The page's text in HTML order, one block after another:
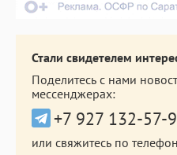
Стали свидетелем
Поделитесь с нами
мессенджерах:
+7 927 132-57-
или свяжитесь по